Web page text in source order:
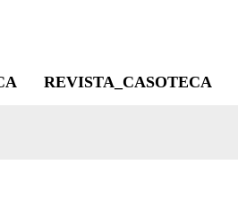
REVISTA_CASOTECA